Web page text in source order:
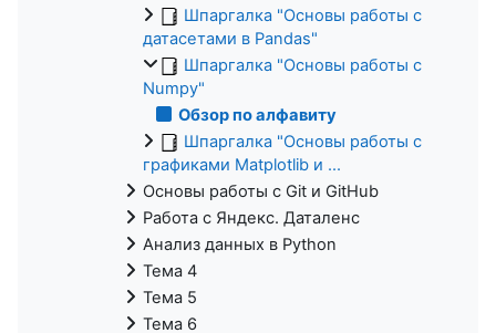
Шпаргалка "Основы работы с
датасетами в Pandas"
Шпаргалка "Основы работы с
Numpy"
Обзор по алфавиту
Шпаргалка "Основы работы с
графиками Matplotlib и ...
Основы работы с Git и GitHub
Работа с Яндекс. Даталенс
Анализ данных в Python
Тема 4
Тема 5
Тема 6